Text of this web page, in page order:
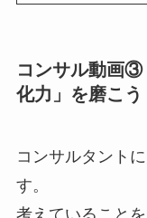
コンサル動画③
化力」を磨こう
コンサルタント
す。